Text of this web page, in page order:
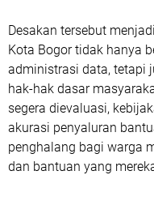
Desakan tersebut
Kota Bogor tidak hanya
administrasi data, tetapi
hak-hak dasar
segera dievaluasi,
akurasi penyaluran
penghalang bagi warga
dan bantuan yang